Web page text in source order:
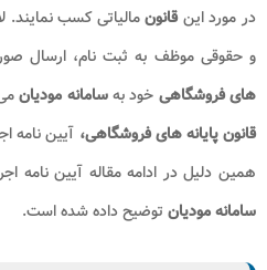
در مورد اینقانونمالیاتی کسب
و حقوقی موظف به ثبت نام، ارسال
های فروشگاهی خود بهسامانه مودیان
قانون پایانه های فروشگاهی، آیین نامه
همین دلیل در ادامه مقاله آیین نامه
سامانه مودیان توضیح داده شده است.